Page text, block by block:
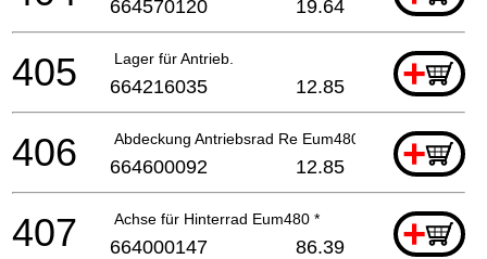
664570120 19.64
Lager für Antrieb. +
405 664216035 12.85
Abdeckung Antriebsrad Re Eum480* +
406 664600092 12.85
Achse für Hinterrad Eum480 * +
407 664000147 86.39